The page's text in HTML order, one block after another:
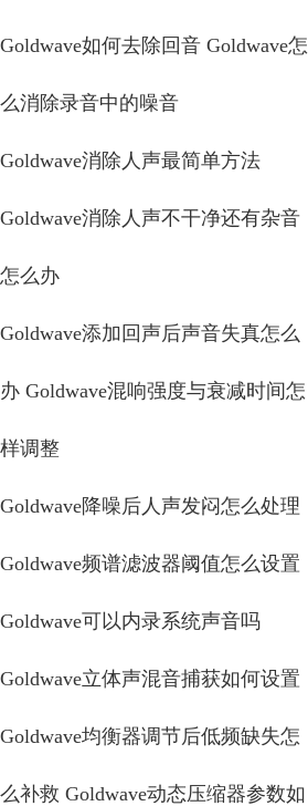
Goldwave如何去除回音 Goldwave怎
么消除录音中的噪音
Goldwave消除人声最简单方法
Goldwave消除人声不干净还有杂音
怎么办
Goldwave添加回声后声音失真怎么
办 Goldwave混响强度与衰减时间怎
样调整
Goldwave降噪后人声发闷怎么处理
Goldwave频谱滤波器阈值怎么设置
Goldwave可以内录系统声音吗
Goldwave立体声混音捕获如何设置
Goldwave均衡器调节后低频缺失怎
么补救 Goldwave动态压缩器参数如